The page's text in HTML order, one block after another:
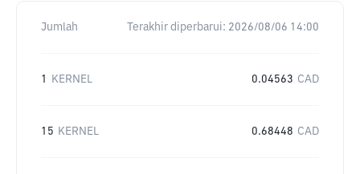
Jumlah Terakhir diperbarui: 2026/08/06 14:00
1 KERNEL 0.04563 CAD
15 KERNEL 0.68448 CAD